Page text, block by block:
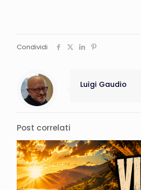
Condividi
Luigi Gaudio
Post correlati